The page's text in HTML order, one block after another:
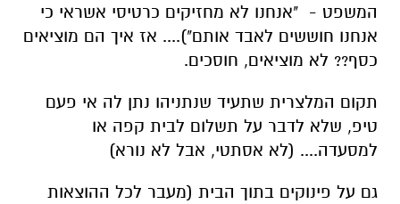
המשפט - "אנחנו לא מחזיקים כרטיסי אשראי כי
אנחנו חוששים לאבד אותם").... אז איך הם מוציאים
כסף?? לא מוציאים, חוסכים.
תקום המלצרית שתעיד שנתניהו נתן לה אי פעם
טיפ, שלא לדבר על תשלום לבית קפה או
למסעדה.... (לא אסתטי, אבל לא נורא)
גם על פינוקים בתוך הבית (מעבר לכל ההוצאות